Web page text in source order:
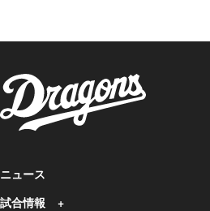
ニュース
試合情報